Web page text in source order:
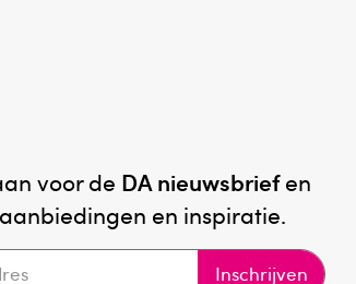
voor de DA nieuwsbriefen
en inspiratie.
Inschrijven